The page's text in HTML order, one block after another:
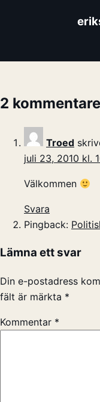
2
Troed
juli 23, 2010 kl.
Välkommen
Svara
Pingback:
Lämna ett svar
Din e-postadress
fält är märkta *
Kommentar *